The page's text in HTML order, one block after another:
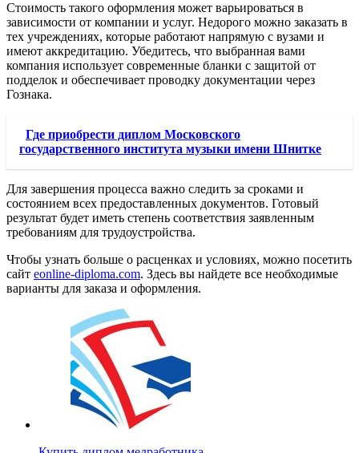
Стоимость такого оформления может варьироваться в
зависимости от компании и услуг. Недорого можно заказать в
тех учреждениях, которые работают напрямую с вузами и
имеют аккредитацию. Убедитесь, что выбранная вами
компания использует современные бланки с защитой от
подделок и обеспечивает проводку документации через
Гознака.
Где приобрести диплом Московского
государственного института музыки имени Шнитке
Для завершения процесса важно следить за сроками и
состоянием всех предоставленных документов. Готовый
результат будет иметь степень соответствия заявленным
требованиям для трудоустройства.
Чтобы узнать больше о расценках и условиях, можно посетить
сайт eonline-diploma.com. Здесь вы найдете все необходимые
варианты для заказа и оформления.